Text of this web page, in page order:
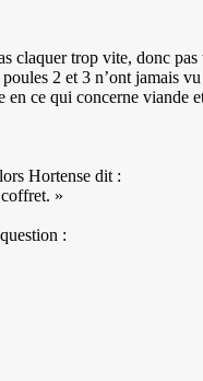
claquer trop vite, donc pas
2 et 3 n’ont jamais
ce qui concerne viande
Hortense dit :
»
: